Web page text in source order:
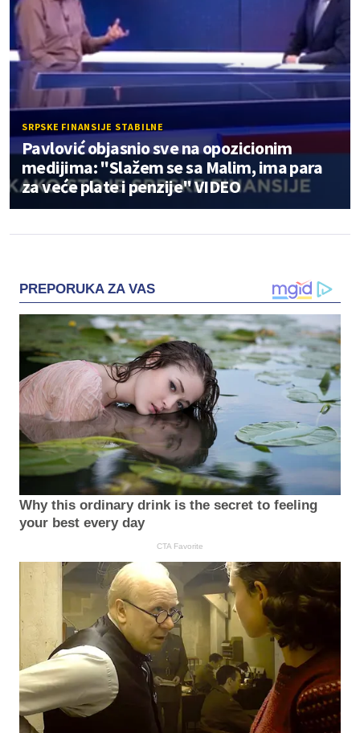
SRPSKE FINANSIJE STABILNE
Pavlović objasnio sve na opozicionim
medijima: "Slažem se sa Malim, ima para
za veće plate i penzije" VIDEO
PREPORUKA ZA VAS
Why this ordinary drink is the secret to feeling
your best every day
CTA Favorite